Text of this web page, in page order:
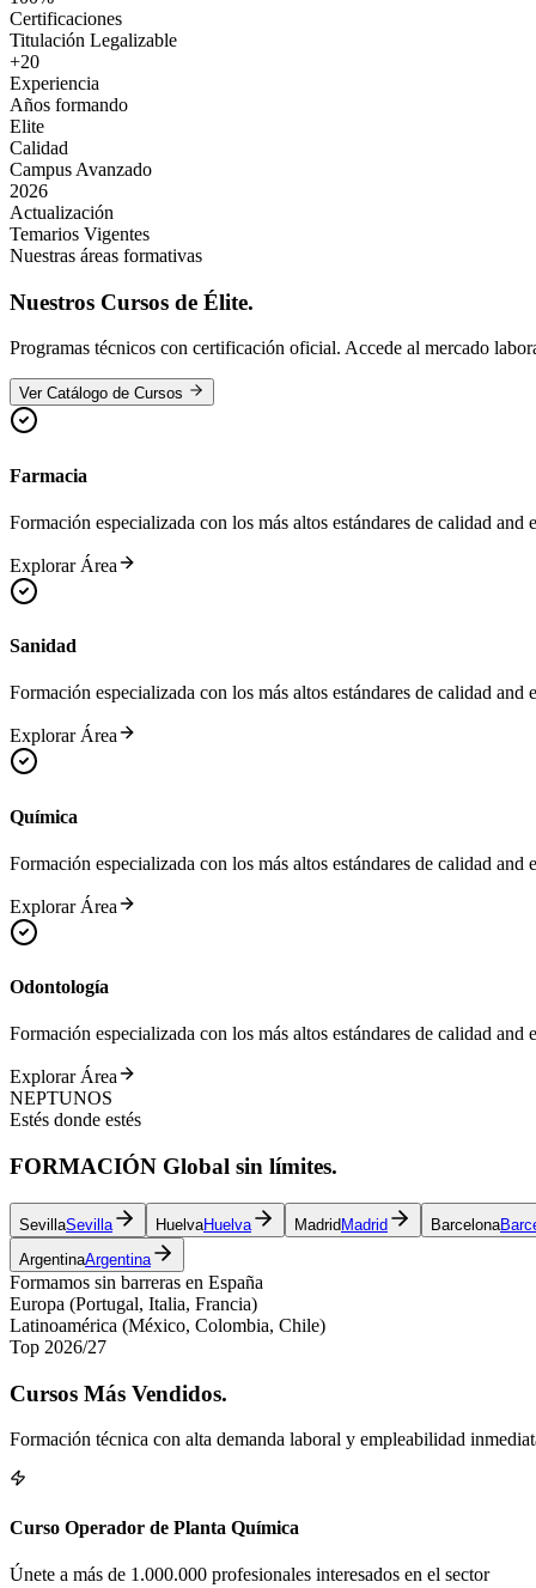
Certificaciones
Titulación Legalizable
+20
Experiencia
Años formando
Elite
Calidad
Campus Avanzado
2026
Actualización
Temarios Vigentes
Nuestras áreas formativas
Nuestros Cursos de Élite.
Programas técnicos con certificación oficial. Accede al mercado
Ver Catálogo de Cursos
Farmacia
Formación especializada con los más altos estándares de calidad and
Explorar Área
Sanidad
Formación especializada con los más altos estándares de calidad and
Explorar Área
Química
Formación especializada con los más altos estándares de calidad and
Explorar Área
Odontología
Formación especializada con los más altos estándares de calidad and
Explorar Área
NEPTUNOS
Estés donde estés
FORMACIÓN Global sin límites.
SevillaSevilla HuelvaHuelva Madrid Madrid Barcelona
ArgentinaArgentina
Formamos sin barreras en España
Europa (Portugal, Italia, Francia)
Latinoamérica (México, Colombia, Chile)
Top 2026/27
Cursos Más Vendidos.
Formación técnica con alta demanda laboral y empleabilidad
Curso Operador de Planta Química
Únete a más de 1.000.000 profesionales interesados en el sector